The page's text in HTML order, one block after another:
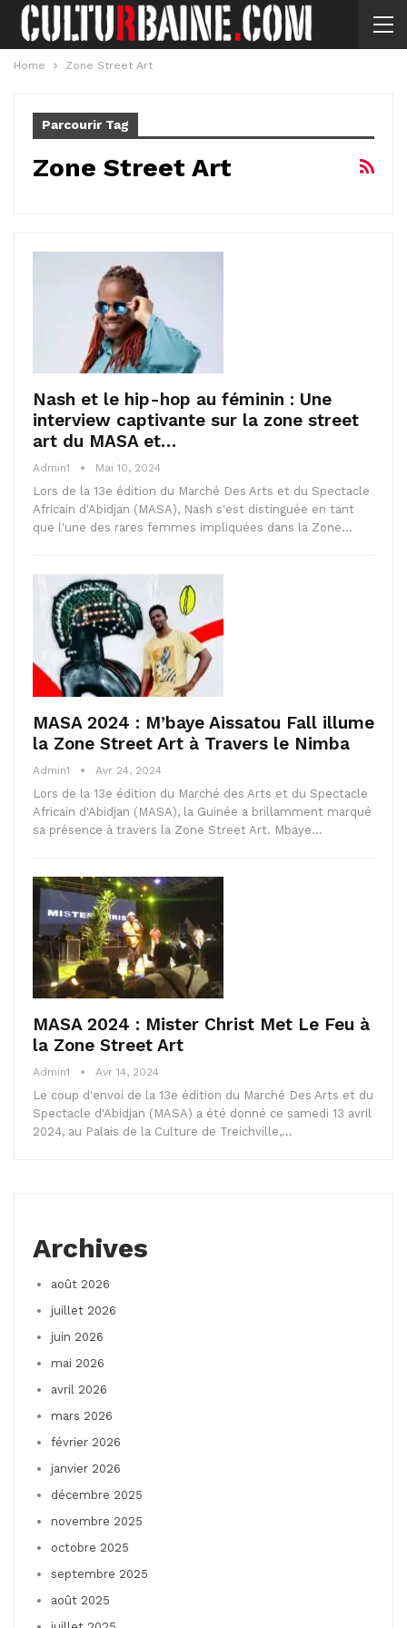
Home Zone Street Art
Parcourir Tag
Zone Street Art
Nash et le hip-hop au féminin : Une
interview captivante sur la zone street
art du MASA et…
Admin1 Mai 10, 2024
Lors de la 13e édition du Marché Des Arts et du Spectacle
Africain d'Abidjan (MASA), Nash s'est distinguée en tant
que l'une des rares femmes impliquées dans la Zone…
MASA 2024 : M’baye Aissatou Fall illume
la Zone Street Art à Travers le Nimba
Admin1 Avr 24, 2024
Lors de la 13e édition du Marché des Arts et du Spectacle
Africain d'Abidjan (MASA), la Guinée a brillamment marqué
sa présence à travers la Zone Street Art. Mbaye…
MASA 2024 : Mister Christ Met Le Feu à
la Zone Street Art
Admin1 Avr 14, 2024
Le coup d'envoi de la 13e édition du Marché Des Arts et du
Spectacle d'Abidjan (MASA) a été donné ce samedi 13 avril
2024, au Palais de la Culture de Treichville,…
Archives
août 2026
juillet 2026
juin 2026
mai 2026
avril 2026
mars 2026
février 2026
janvier 2026
décembre 2025
novembre 2025
octobre 2025
septembre 2025
août 2025